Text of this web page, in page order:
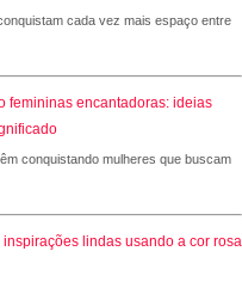
cada vez mais espaço entre
femininas encantadoras: ideias
conquistando mulheres que buscam
lindas usando a cor rosa